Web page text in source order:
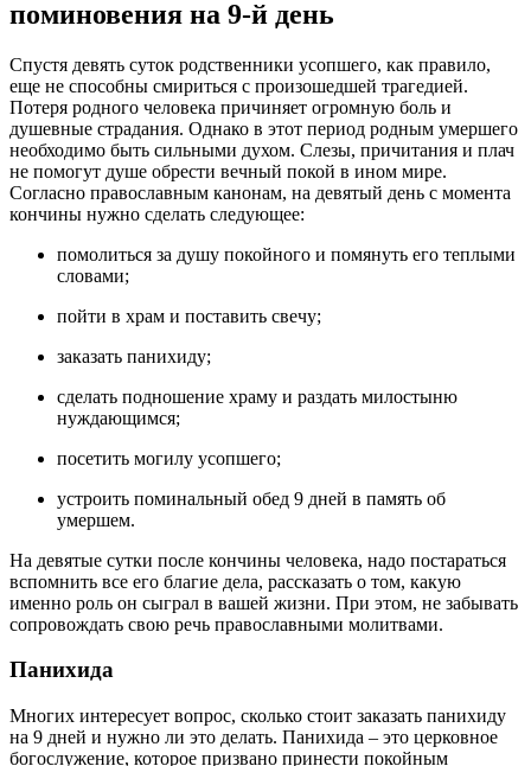
поминовения на 9-й день
Спустя девять суток родственники усопшего, как правило,
еще не способны смириться с произошедшей трагедией.
Потеря родного человека причиняет огромную боль и
душевные страдания. Однако в этот период родным умершего
необходимо быть сильными духом. Слезы, причитания и плач
не помогут душе обрести вечный покой в ином мире.
Согласно православным канонам, на девятый день с момента
кончины нужно сделать следующее:
помолиться за душу покойного и помянуть его теплыми
словами;
пойти в храм и поставить свечу;
заказать панихиду;
сделать подношение храму и раздать милостыню
нуждающимся;
посетить могилу усопшего;
устроить поминальный обед 9 дней в память об
умершем.
На девятые сутки после кончины человека, надо постараться
вспомнить все его благие дела, рассказать о том, какую
именно роль он сыграл в вашей жизни. При этом, не забывать
сопровождать свою речь православными молитвами.
Панихида
Многих интересует вопрос, сколько стоит заказать панихиду
на 9 дней и нужно ли это делать. Панихида – это церковное
богослужение, которое призвано принести покойным